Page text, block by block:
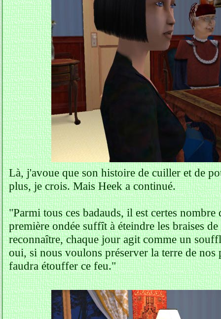
Là, j'avoue que son histoire de cuiller et de
plus, je crois. Mais Heek a continué.
"Parmi tous ces badauds, il est certes nombre
première ondée suffît à éteindre les braises
reconnaître, chaque jour agit comme un
oui, si nous voulons préserver la terre de
faudra étouffer ce feu."